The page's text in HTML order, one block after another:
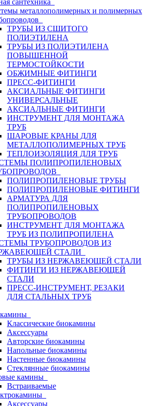
сантехника
металлополимерных и полимерных
ТРУБЫ ИЗ СШИТОГО
ПОЛИЭТИЛЕНА
ТРУБЫ ИЗ ПОЛИЭТИЛЕНА
ПОВЫШЕННОЙ
ТЕРМОСТОЙКОСТИ
ОБЖИМНЫЕ ФИТИНГИ
ПРЕСС-ФИТИНГИ
АКСИАЛЬНЫЕ ФИТИНГИ
УНИВЕРСАЛЬНЫЕ
АКСИАЛЬНЫЕ ФИТИНГИ
ИНСТРУМЕНТ ДЛЯ МОНТАЖА
ТРУБ
ШАРОВЫЕ КРАНЫ ДЛЯ
МЕТАЛЛОПОЛИМЕРНЫХ ТРУБ
ТЕПЛОИЗОЛЯЦИЯ ДЛЯ ТРУБ
ПОЛИПРОПИЛЕНОВЫХ
ПОЛИПРОПИЛЕНОВЫЕ ТРУБЫ
ПОЛИПРОПИЛЕНОВЫЕ ФИТИНГИ
АРМАТУРА ДЛЯ
ПОЛИПРОПИЛЕНОВЫХ
ТРУБОПРОВОДОВ
ИНСТРУМЕНТ ДЛЯ МОНТАЖА
ТРУБ ИЗ ПОЛИПРОПИЛЕНА
ТРУБОПРОВОДОВ ИЗ
СТАЛИ
ТРУБЫ ИЗ НЕРЖАВЕЮЩЕЙ СТАЛИ
ФИТИНГИ ИЗ НЕРЖАВЕЮЩЕЙ
СТАЛИ
ПРЕСС-ИНСТРУМЕНТ, РЕЗАКИ
ДЛЯ СТАЛЬНЫХ ТРУБ
Классические биокамины
Аксессуары
Авторские биокамины
Напольные биокамины
Настенные биокамины
Стеклянные биокамины
камины
Встраиваемые
Аксессуары